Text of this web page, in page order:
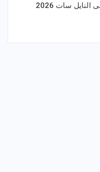
النايل سات 2026